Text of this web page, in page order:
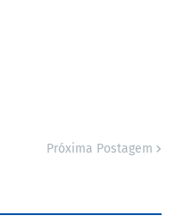
Próxima Postagem